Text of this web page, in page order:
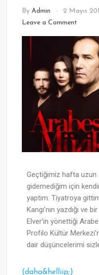
By Admin 2 Mayıs
Leave a Comment
Geçtiğimiz hafta uzun
gidemediğim için
yaptım. Tiyatroya
Kangı’nın yazdığı ve
Elver’in yönettiği
Profilo Kültür
dair düşüncelerimi
(daha&helliip;)